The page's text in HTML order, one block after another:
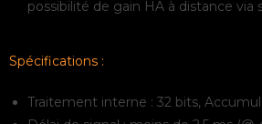
possibilité de gain HA à distance via
Spécifications :
Traitement interne : 32 bits,